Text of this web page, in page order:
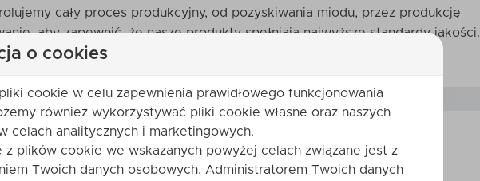
cały proces produkcyjny, od pozyskiwania miodu, przez produkcję
aby zapewnić, że nasze produkty spełniają najwyższe standardy jakości.
są etyczne i nie są testowane na zwierzętach.
o cookies
cookie w celu zapewnienia prawidłowego funkcjonowania
również wykorzystywać pliki cookie własne oraz naszych
celach analitycznych i marketingowych.
z plików cookie we wskazanych powyżej celach związane jest z
Twoich danych osobowych. Administratorem Twoich danych